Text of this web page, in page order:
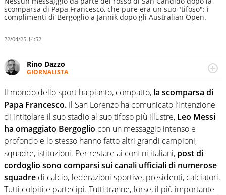
scomparsa di Papa Francesco, che pure era un suo "tifoso": i
complimenti di Bergoglio a Jannik dopo gli Australian Open.
22/04/25 14:52
Rino Dazzo
GIORNALISTA
Se mai ci fosse modo di traslare il glossario del calcio in
una nicchia di esperti, lui ne farebbe parte. Non si perde
una svista arbitrale né gli umori social del mondo delle
curve
Il mondo dello sport ha pianto, compatto, la scomparsa di
Papa Francesco. Il San Lorenzo ha comunicato l’intenzione
di intitolare il suo stadio al suo tifoso più illustre, Leo Messi
ha omaggiato Bergoglio con un messaggio intenso e
profondo e lo stesso hanno fatto altri grandi campioni,
squadre, istituzioni. Per restare ai confini italiani, post di
cordoglio sono comparsi sui canali ufficiali di numerose
squadre di calcio, federazioni sportive, presidenti, calciatori.
Tutti colpiti e partecipi. Tutti tranne, forse, il più importante